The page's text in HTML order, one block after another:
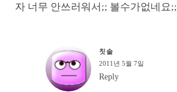
자 너무 안쓰러워서;; 볼수가없네요;;
칫솔
2011년 5월 7일
Reply